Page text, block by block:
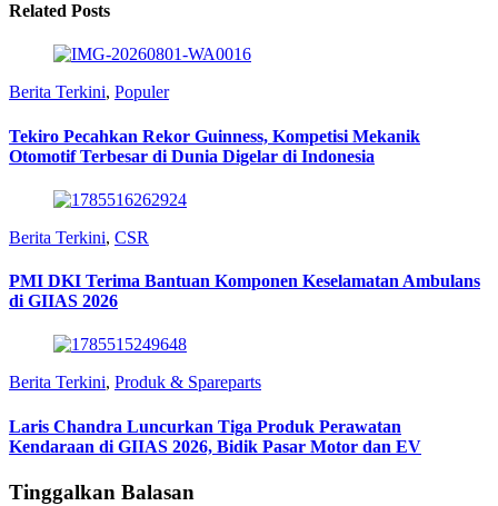
Related Posts
Berita Terkini, Populer
Tekiro Pecahkan Rekor Guinness, Kompetisi Mekanik
Otomotif Terbesar di Dunia Digelar di Indonesia
Berita Terkini, CSR
PMI DKI Terima Bantuan Komponen Keselamatan Ambulans
di GIIAS 2026
Berita Terkini, Produk & Spareparts
Laris Chandra Luncurkan Tiga Produk Perawatan
Kendaraan di GIIAS 2026, Bidik Pasar Motor dan EV
Tinggalkan Balasan